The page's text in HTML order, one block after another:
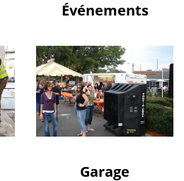
Événements
Garage